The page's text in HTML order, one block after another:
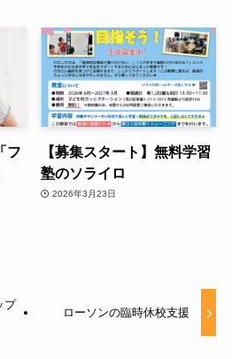
プ
ローソンの臨時休校支援
フ
【募集スタート】無料学習
塾のソライロ
2026年3月23日